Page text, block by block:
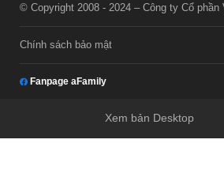
© Copyright 2008 - 2024 – Công ty Cổ phần
Chính sách bảo mật
Fanpage aFamily
Xem bản Desktop